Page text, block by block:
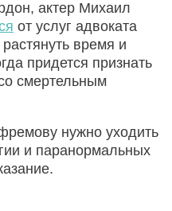
актер Михаил
от услуг адвоката
время и
придется признать
смертельным
нужно уходить
и паранормальных